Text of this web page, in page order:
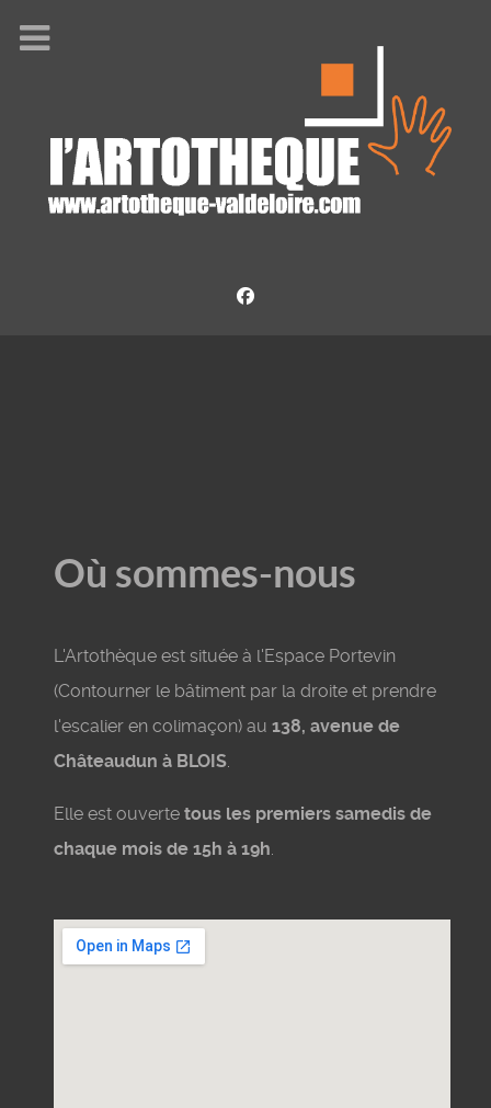
Où sommes-nous
L'Artothèque est située à l'Espace Portevin
(Contourner le bâtiment par la droite et prendre
l'escalier en colimaçon) au 138, avenue de
Châteaudun à BLOIS.
Elle est ouverte tous les premiers samedis de
chaque mois de 15h à 19h.